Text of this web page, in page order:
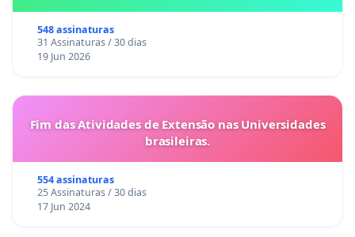
548 assinaturas
31 Assinaturas / 30 dias
19 Jun 2026
Fim das Atividades de Extensão nas Universidades
brasileiras.
554 assinaturas
25 Assinaturas / 30 dias
17 Jun 2024